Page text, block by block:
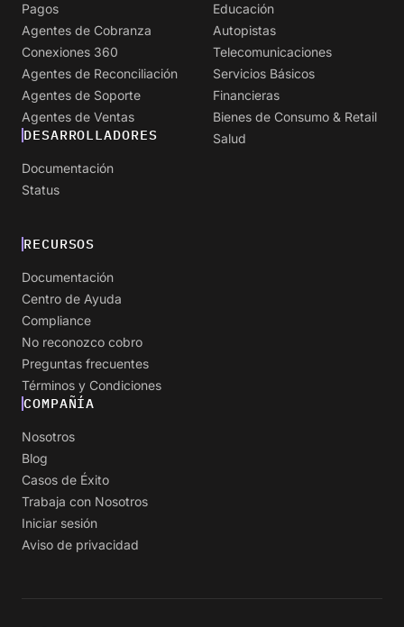
Pagos
Agentes de Cobranza
Conexiones 360
Agentes de Reconciliación
Agentes de Soporte
Agentes de Ventas
DESARROLLADORES
Documentación
Status
Educación
Autopistas
Telecomunicaciones
Servicios Básicos
Financieras
Bienes de Consumo & Retail
Salud
RECURSOS
Documentación
Centro de Ayuda
Compliance
No reconozco cobro
Preguntas frecuentes
Términos y Condiciones
COMPAÑÍA
Nosotros
Blog
Casos de Éxito
Trabaja con Nosotros
Iniciar sesión
Aviso de privacidad